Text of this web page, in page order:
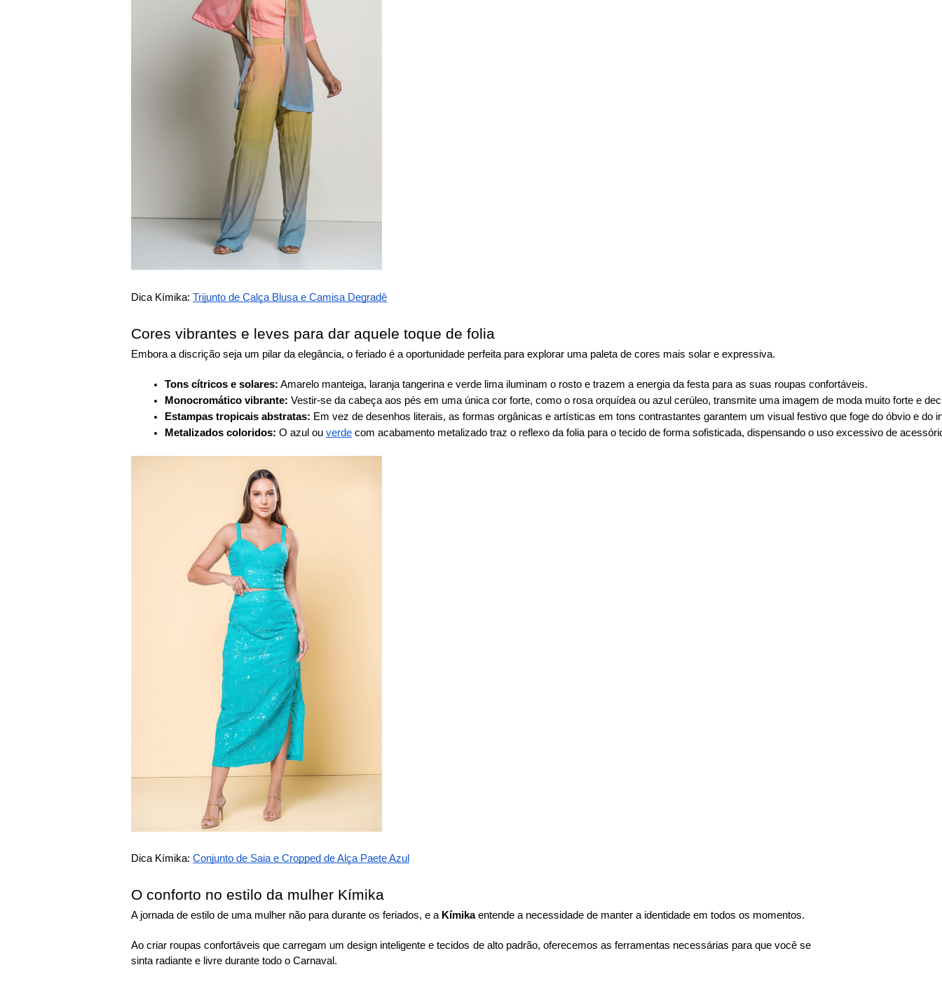
Dica Kímika: Trijunto de Calça Blusa e Camisa Degradê
Cores vibrantes e leves para dar aquele toque de folia
Embora a discrição seja um pilar da elegância, o feriado é a oportunidade perfeita para explorar uma paleta de cores mais solar e expressiva.
Tons cítricos e solares: Amarelo manteiga, laranja tangerina e verde lima iluminam o rosto e trazem a energia da festa para as suas roupas confortáveis.
Monocromático vibrante: Vestir-se da cabeça aos pés em uma única cor forte, como o rosa orquídea ou azul cerúleo, transmite uma imagem de moda muito forte e
Estampas tropicais abstratas: Em vez de desenhos literais, as formas orgânicas e artísticas em tons contrastantes garantem um visual festivo que foge do óbvio e do
Metalizados coloridos: O azul ou verde com acabamento metalizado traz o reflexo da folia para o tecido de forma sofisticada, dispensando o uso excessivo de
Dica Kímika: Conjunto de Saia e Cropped de Alça Paete Azul
O conforto no estilo da mulher Kímika
A jornada de estilo de uma mulher não para durante os feriados, e a Kímikaentende a necessidade de manter a identidade em todos os momentos.
Ao criar roupas confortáveis que carregam um design inteligente e tecidos de alto padrão, oferecemos as ferramentas necessárias para que você se
sinta radiante e livre durante todo o Carnaval.